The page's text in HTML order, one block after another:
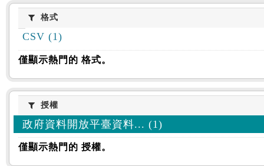
格式格式
CSV (1)
僅顯示熱門的 格式。
授權授權
政府資料開放平臺資料... (1)
僅顯示熱門的 授權。